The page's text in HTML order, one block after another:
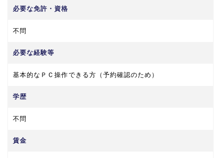
必要な免許・資格
不問
必要な経験等
基本的なＰＣ操作できる方（予約確認のため）
学歴
不問
賃金